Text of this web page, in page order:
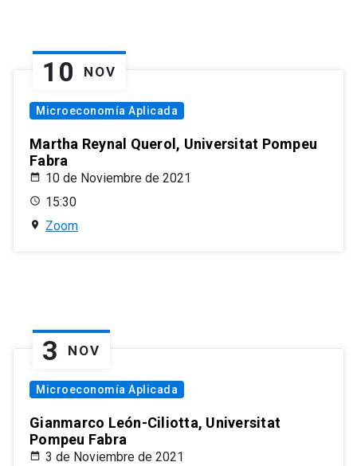
10 NOV
Microeconomía Aplicada
Martha Reynal Querol, Universitat Pompeu
Fabra
10 de Noviembre de 2021
15:30
Zoom
3 NOV
Microeconomía Aplicada
Gianmarco León-Ciliotta, Universitat
Pompeu Fabra
3 de Noviembre de 2021